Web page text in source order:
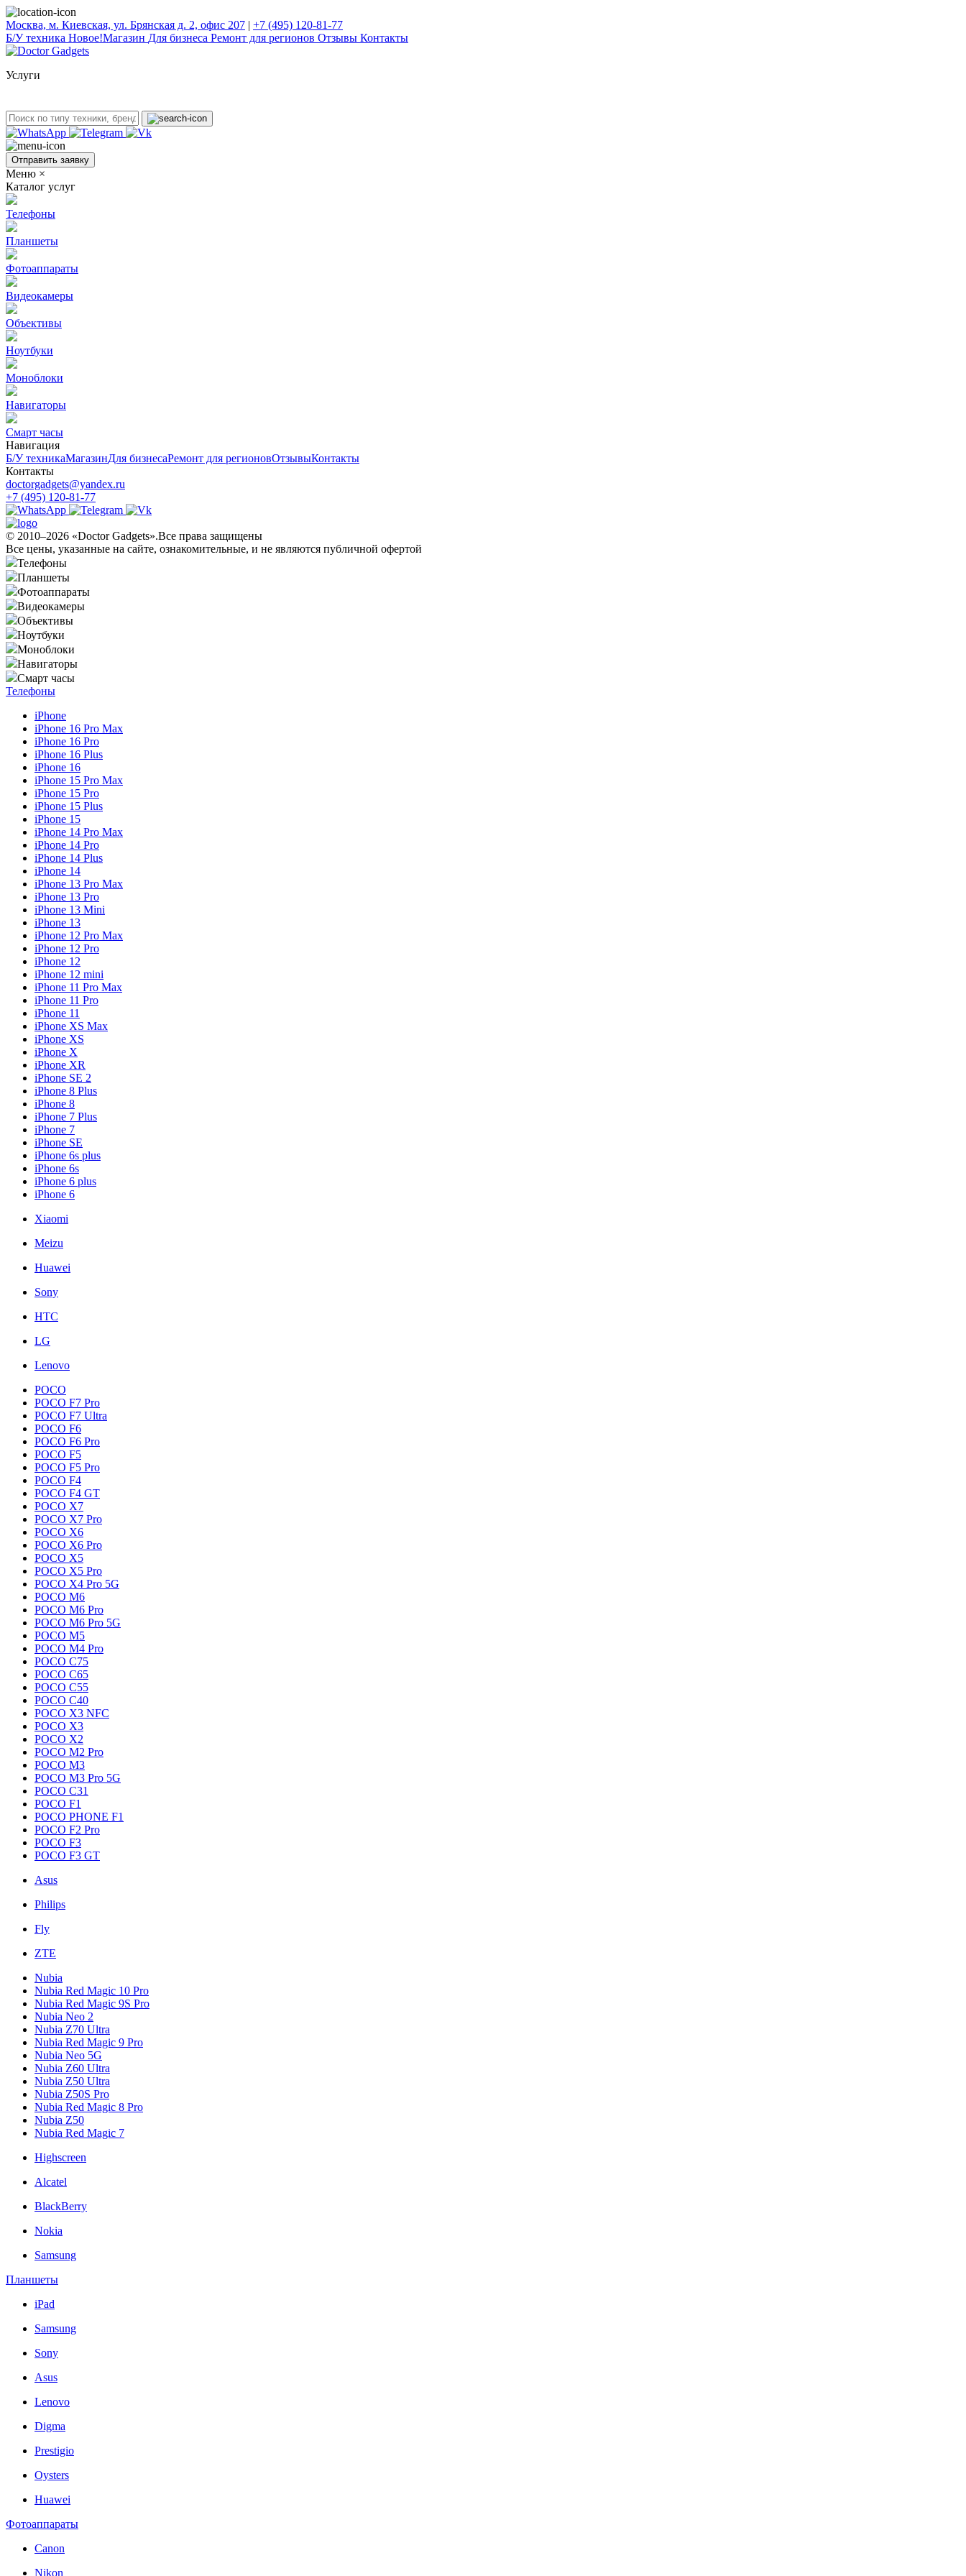
Москва, м. Киевская, ул. Брянская д. 2, офис 207 | +7 (495) 120-81-77
Б/У техникa Новое!Магазин Для бизнеса Ремонт для регионов Отзывы Контакты
Услуги
Отправить заявку
Меню ×
Каталог услуг
Телефоны
Планшеты
Фотоаппараты
Видеокамеры
Объективы
Ноутбуки
Моноблоки
Навигаторы
Смарт часы
Навигация
Б/У техникaМагазинДля бизнесаРемонт для регионовОтзывыКонтакты
Контакты
doctorgadgets@yandex.ru
+7 (495) 120-81-77
© 2010–2026 «Doctor Gadgets».Все права защищены
Все цены, указанные на сайте, ознакомительные, и не являются публичной офертой
Телефоны
Планшеты
Фотоаппараты
Видеокамеры
Объективы
Ноутбуки
Моноблоки
Навигаторы
Смарт часы
Телефоны
iPhone
iPhone 16 Pro Max
iPhone 16 Pro
iPhone 16 Plus
iPhone 16
iPhone 15 Pro Max
iPhone 15 Pro
iPhone 15 Plus
iPhone 15
iPhone 14 Pro Max
iPhone 14 Pro
iPhone 14 Plus
iPhone 14
iPhone 13 Pro Max
iPhone 13 Pro
iPhone 13 Mini
iPhone 13
iPhone 12 Pro Max
iPhone 12 Pro
iPhone 12
iPhone 12 mini
iPhone 11 Pro Max
iPhone 11 Pro
iPhone 11
iPhone XS Max
iPhone XS
iPhone X
iPhone XR
iPhone SE 2
iPhone 8 Plus
iPhone 8
iPhone 7 Plus
iPhone 7
iPhone SE
iPhone 6s plus
iPhone 6s
iPhone 6 plus
iPhone 6
Xiaomi
Meizu
Huawei
Sony
HTC
LG
Lenovo
POCO
POCO F7 Pro
POCO F7 Ultra
POCO F6
POCO F6 Pro
POCO F5
POCO F5 Pro
POCO F4
POCO F4 GT
POCO X7
POCO X7 Pro
POCO X6
POCO X6 Pro
POCO X5
POCO X5 Pro
POCO X4 Pro 5G
POCO M6
POCO M6 Pro
POCO M6 Pro 5G
POCO M5
POCO M4 Pro
POCO C75
POCO C65
POCO C55
POCO C40
POCO X3 NFC
POCO X3
POCO X2
POCO M2 Pro
POCO M3
POCO M3 Pro 5G
POCO C31
POCO F1
POCO PHONE F1
POCO F2 Pro
POCO F3
POCO F3 GT
Asus
Philips
Fly
ZTE
Nubia
Nubia Red Magic 10 Pro
Nubia Red Magic 9S Pro
Nubia Neo 2
Nubia Z70 Ultra
Nubia Red Magic 9 Pro
Nubia Neo 5G
Nubia Z60 Ultra
Nubia Z50 Ultra
Nubia Z50S Pro
Nubia Red Magic 8 Pro
Nubia Z50
Nubia Red Magic 7
Highscreen
Alcatel
BlackBerry
Nokia
Samsung
Планшеты
iPad
Samsung
Sony
Asus
Lenovo
Digma
Prestigio
Oysters
Huawei
Фотоаппараты
Canon
Nikon